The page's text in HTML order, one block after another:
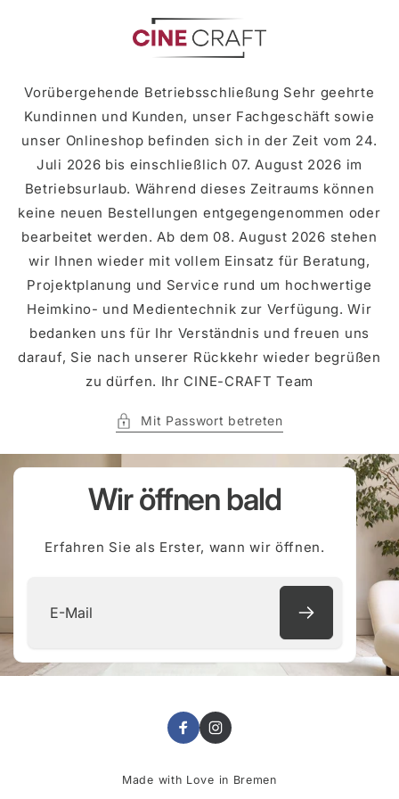
Vorübergehende Betriebsschließung Sehr geehrte
Kundinnen und Kunden, unser Fachgeschäft sowie
unser Onlineshop befinden sich in der Zeit vom 24.
Juli 2026 bis einschließlich 07. August 2026 im
Betriebsurlaub. Während dieses Zeitraums können
keine neuen Bestellungen entgegengenommen oder
bearbeitet werden. Ab dem 08. August 2026 stehen
wir Ihnen wieder mit vollem Einsatz für Beratung,
Projektplanung und Service rund um hochwertige
Heimkino- und Medientechnik zur Verfügung. Wir
bedanken uns für Ihr Verständnis und freuen uns
darauf, Sie nach unserer Rückkehr wieder begrüßen
zu dürfen. Ihr CINE-CRAFT Team
Mit Passwort betreten
Wir öffnen bald
Erfahren Sie als Erster, wann wir öffnen.
Mail
FacebookInstagram
Made with Love in Bremen